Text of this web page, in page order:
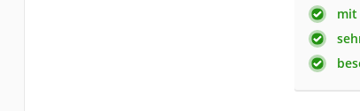
mit